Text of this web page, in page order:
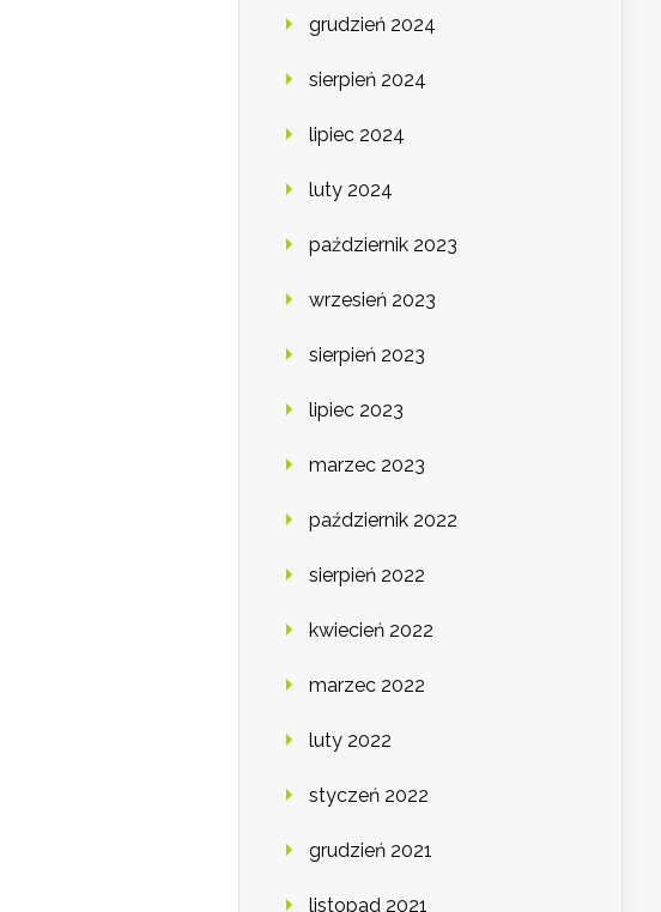
grudzień 2024
sierpień 2024
lipiec 2024
luty 2024
październik 2023
wrzesień 2023
sierpień 2023
lipiec 2023
marzec 2023
październik 2022
sierpień 2022
kwiecień 2022
marzec 2022
luty 2022
styczeń 2022
grudzień 2021
listopad 2021